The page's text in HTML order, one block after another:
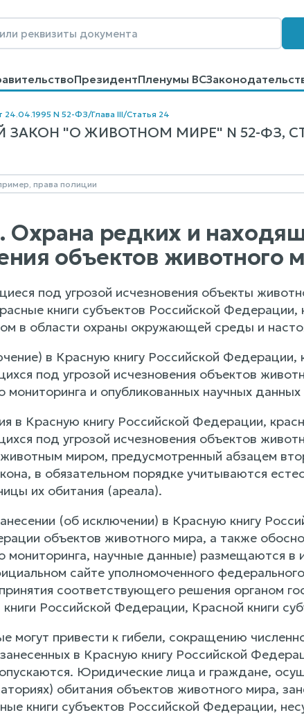
ПрезидентПленумы ВС
КонтактыПомощьПоиск
24.04.1995 N 52-ФЗ/Глава III/Статья 24
"О ЖИВОТНОМ МИРЕ" N 52-ФЗ,
Охрана редких и
объектов животного
под угрозой исчезновения объекты
книги субъектов Российской Федерации,
в области охраны окружающей среды и
в Красную книгу Российской
под угрозой исчезновения объектов
мониторинга и опубликованных научных
в Красную книгу Российской Федерации,
под угрозой исчезновения объектов
миром, предусмотренный абзацем
в обязательном порядке учитываются
их обитания (ареала).
(об исключении) в Красную книгу
объектов животного мира, а также
мониторинга, научные данные) размещаются
сайте уполномоченного
соответствующего решения органом
Российской Федерации, Красной книги
могут привести к гибели, сокращению
в Красную книгу Российской
Юридические лица и граждане,
обитания объектов животного мира,
книги субъектов Российской Федерации,